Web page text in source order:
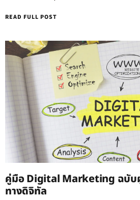
READ FULL POST
คู่มือ Digital Marketing ฉบับ
ทางดิจิทัล